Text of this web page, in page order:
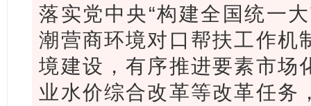
落实党中央“构建全国统一
潮营商环境对口帮扶工作机
境建设，有序推进要素市场
业水价综合改革等改革任务